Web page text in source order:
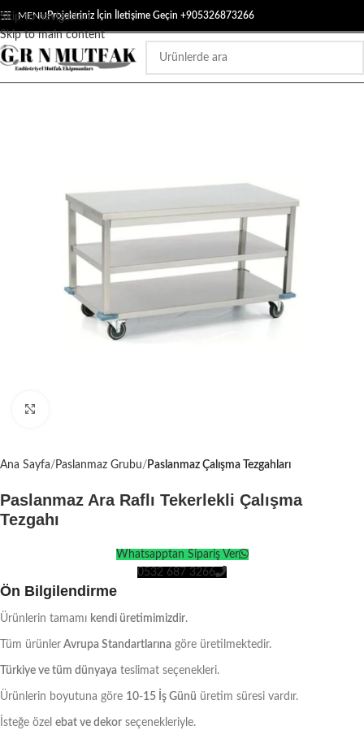
Skip to navigation
Skip to main content
MENUProjeleriniz İçin İletişime Geçin +905326873266
Ana Sayfa Paslanmaz Grubu Paslanmaz Çalışma Tezgahları
Paslanmaz Ara Raflı Tekerlekli Çalışma
Tezgahı
Whatsapptan Sipariş Ver
0532 687 3266
Ön Bilgilendirme
Ürünlerin tamamı kendi üretimimizdir.
Tüm ürünler Avrupa Standartlarına göre üretilmektedir.
Türkiye ve tüm dünyaya teslimat seçenekleri.
Ürünlerin boyutuna göre 10-15 İş Günü üretim süresi vardır.
İsteğe özel ebat ve dekor seçenekleriyle.